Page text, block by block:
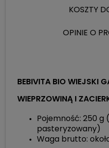
KOSZTY
OPINIE O
BEBIVITA BIO WIEJSKI
WIEPRZOWINĄ I
Pojemność: 250 g
pasteryzowany)
Waga brutto: